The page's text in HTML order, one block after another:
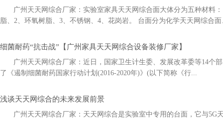
广州天天网综合厂家：实验室家具天天网综合面大体分为五种材料：
脂、2、环氧树脂、3、不锈钢、4、花岗岩。 台面分为化学天天网综合面
细菌耐药“抗击战”【广州家具天天网综合设备装修厂家】
广州天天网综合厂家：近日，国家卫生计生委、发展改革委等14个
了《遏制细菌耐药国家行动计划(2016-2020年)》(以下简称《行...
浅谈天天网综合的未来发展前景
广州天天网综合厂家：天天网综合是实验室中专用的台面，它与